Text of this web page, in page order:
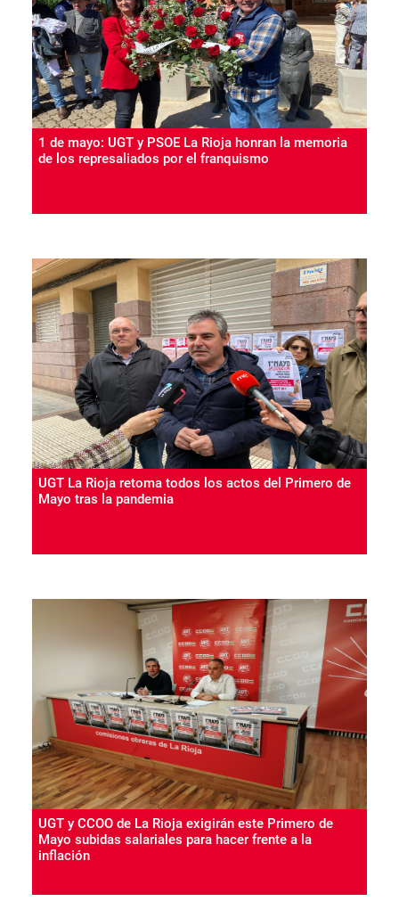
1 de mayo: UGT y PSOE La Rioja honran la memoria
de los represaliados por el franquismo
UGT La Rioja retoma todos los actos del Primero de
Mayo tras la pandemia
UGT y CCOO de La Rioja exigirán este Primero de
Mayo subidas salariales para hacer frente a la
inflación